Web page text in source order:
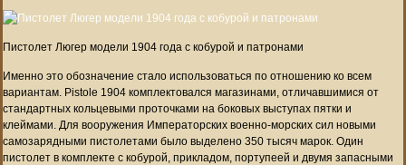
Пистолет Люгер модели 1904 года с кобурой и патронами
Именно это обозначение стало использоваться по отношению ко всем
вариантам. Pistole 1904 комплектовался магазинами, отличавшимися от
стандартных кольцевыми проточками на боковых выступах пятки и
клеймами. Для вооружения Императорских военно-морских сил новыми
самозарядными пистолетами было выделено 350 тысяч марок. Один
пистолет в комплекте с кобурой, прикладом, портупеей и двумя запасными